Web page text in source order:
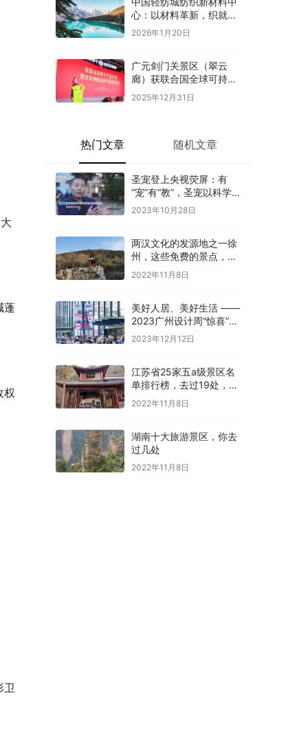
蓬
权
卫
心：以材料革新，织就全
球纺织未来新图景
2026年1月20日
广元剑门关景区（翠云
廊）获联合国全球可持续
“地球家园”范例奖
2025年12月31日
热门文章 随机文章
圣宠登上央视荧屏：有
“宠”有“教”，圣宠以科学训
导开启全新养宠体验
2023年10月28日
两汉文化的发源地之一徐
州，这些免费的景点，你
是否都去过
2022年11月8日
美好人居、美好生活 ——
2023广州设计周“惊喜”开
幕
2023年12月12日
江苏省25家五a级景区名
单排行榜，去过19处，才
算真正游过江苏
2022年11月8日
湖南十大旅游景区，你去
过几处
2022年11月8日